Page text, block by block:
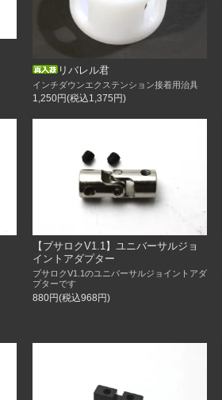
リバレル君
インチダウンエクステンション接着用治具
1,250円(税込1,375円)
【ブサロクV1.1】ユニバーサルジョ
イントアダプター
ブサロクV1.1のユニバーサルジョイントアダ
プターです
880円(税込968円)